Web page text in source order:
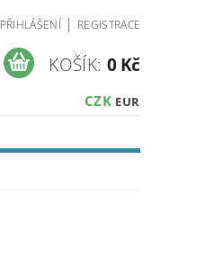
PŘIHLÁŠENÍ | REGISTRACE
CZK EUR
KOŠÍK: 0 Kč